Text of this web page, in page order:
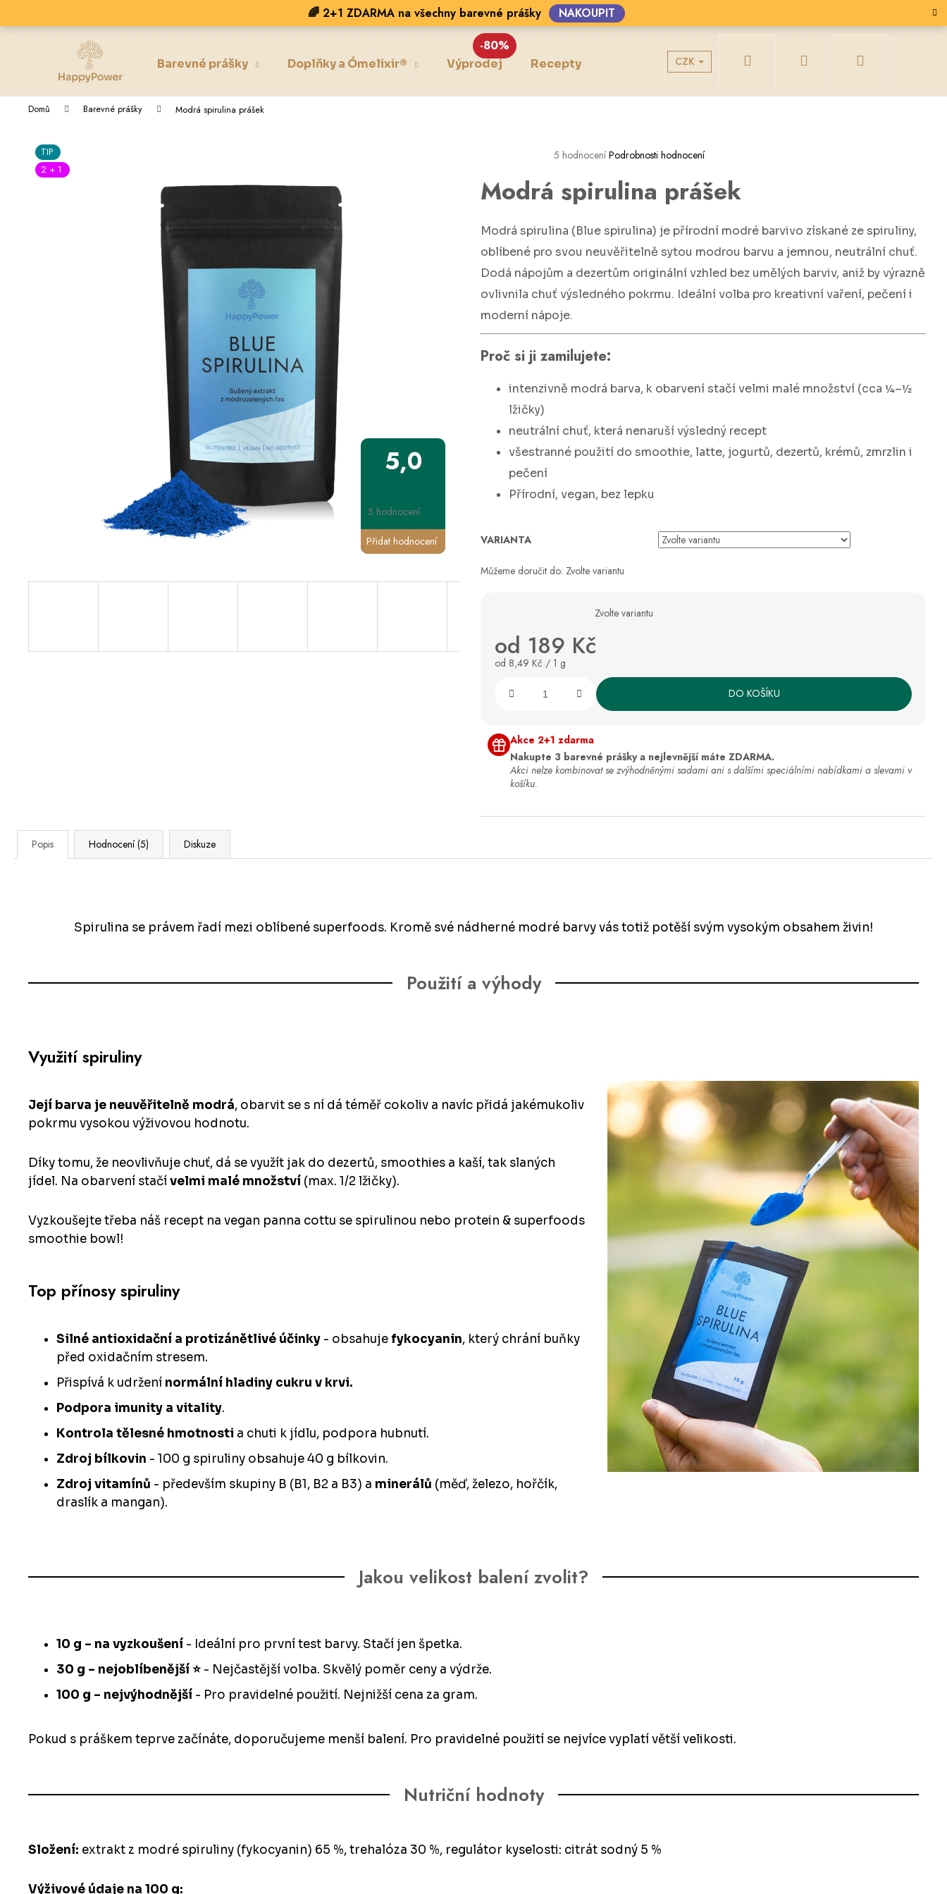
obsah
🌈 2+1 ZDARMA na všechny barevné prášky NAKOUPIT
Barevné prášky Doplňky a Ómelixir® Výprodej
-80%
Recepty Velkoobchodní spolupráce
CZK Přihlášení
Domů Barevné prášky Modrá spirulina prášek
5 hodnocení Podrobnosti hodnocení
Modrá spirulina prášek
Modrá spirulina (Blue spirulina) je přírodní modré barvivo získané ze spiruliny,
oblíbené pro svou neuvěřitelně sytou modrou barvu a jemnou, neutrální chuť.
Dodá nápojům a dezertům originální vzhled bez umělých barviv, aniž by výrazně
ovlivnila chuť výsledného pokrmu. Ideální volba pro kreativní vaření, pečení i
moderní nápoje.
Proč si ji zamilujete:
intenzivně modrá barva, k obarvení stačí velmi malé množství (cca ¼–½
lžičky)
neutrální chuť, která nenaruší výsledný recept
všestranné použití do smoothie, latte, jogurtů, dezertů, krémů, zmrzlin i
pečení
Přírodní, vegan, bez lepku
VARIANTA
Můžeme doručit do: Zvolte variantu
Zvolte variantu
od 189 Kč
Měrná
od 8,49 Kč / 1 g
DO KOŠÍKU
Akce 2+1 zdarma
Nakupte 3 barevné prášky a nejlevnější máte ZDARMA.
Akci nelze kombinovat se zvýhodněnými sadami ani s dalšími speciálními nabídkami a slevami v
košíku.
TIP
2 + 1
5,0
5 hodnocení
Přidat hodnocení
Popis Hodnocení (5) Diskuze
Spirulina se právem řadí mezi oblíbené superfoods. Kromě své nádherné modré barvy vás totiž potěší svým vysokým obsahem živin!
Použití a výhody
Využití spiruliny
Její barva je neuvěřitelně modrá, obarvit se s ní dá téměř cokoliv a navíc přidá jakémukoliv
pokrmu vysokou výživovou hodnotu.
Díky tomu, že neovlivňuje chuť, dá se využít jak do dezertů, smoothies a kaší, tak slaných
jídel. Na obarvení stačí velmi malé množství (max. 1/2 lžičky).
Vyzkoušejte třeba náš recept na vegan panna cottu se spirulinou nebo protein & superfoods
smoothie bowl!
Top přínosy spiruliny
Silné antioxidační a protizánětlivé účinky - obsahujefykocyanin, který chrání buňky
před oxidačním stresem.
Přispívá k udržení normální hladiny cukru v krvi.
Podpora imunity a vitality.
Kontrola tělesné hmotnosti a chuti k jídlu, podpora hubnutí.
Zdroj bílkovin - 100 g spiruliny obsahuje 40 g bílkovin.
Zdroj vitamínů - především skupiny B (B1, B2 a B3) a minerálů (měď, železo, hořčík,
draslík a mangan).
Jakou velikost balení zvolit?
10 g – na vyzkoušení - Ideální pro první test barvy. Stačí jen špetka.
30 g – nejoblíbenější ⭐️ - Nejčastější volba. Skvělý poměr ceny a výdrže.
100 g – nejvýhodnější - Pro pravidelné použití. Nejnižší cena za gram.
Pokud s práškem teprve začínáte, doporučujeme menší balení. Pro pravidelné použití se nejvíce vyplatí větší velikosti.
Nutriční hodnoty
Složení: extrakt z modré spiruliny (fykocyanin) 65 %, trehalóza 30 %, regulátor kyselosti: citrát sodný 5 %
Výživové údaje na 100 g:
o
obchodu
obchodu
Co potřebujete najít?